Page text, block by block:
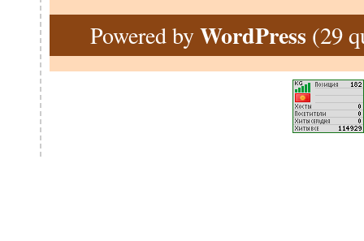
Powered byWordPress (29